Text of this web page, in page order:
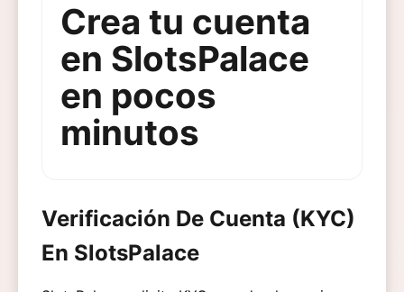
Crea tu cuenta
en SlotsPalace
en pocos
minutos
Verificación De Cuenta (KYC)
En SlotsPalace